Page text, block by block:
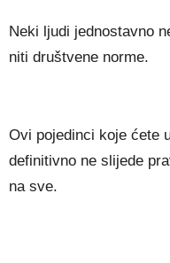
Neki ljudi jednostavno
niti društvene norme.
Ovi pojedinci koje ćete
definitivno ne slijede
na sve.